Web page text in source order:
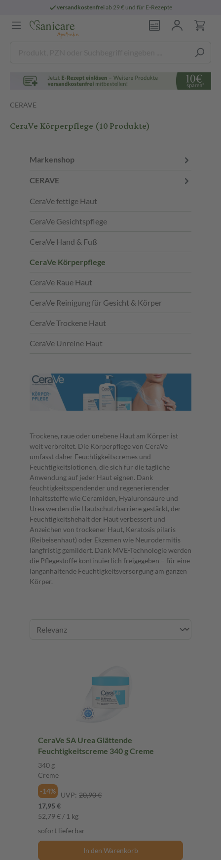
ab 29 € und für E-Rezepte
CERAVE
CeraVe Körperpflege (10 Produkte)
Markenshop
CERAVE
CeraVe fettige Haut
CeraVe Gesichtspflege
CeraVe Hand & Fuß
CeraVe Körperpflege
CeraVe Raue Haut
CeraVe Reinigung für Gesicht & Körper
CeraVe Trockene Haut
CeraVe Unreine Haut
Trockene, raue oder unebene Haut am Körper ist
weit verbreitet. Die Körperpflege von CeraVe
umfasst daher Feuchtigkeitscremes und
Feuchtigkeitslotionen, die sich für die tägliche
Anwendung auf jeder Haut eignen. Dank
feuchtigkeitsspendender und regenerierender
Inhaltsstoffe wie Ceramiden, Hyaluronsäure und
Urea werden die Hautschutzbarriere gestärkt, der
Feuchtigkeitshehalt der Haut verbessert und
Anzeichen von trockener Haut, Keratosis pilaris
(Reibeisenhaut) oder Ekzemen wie Neurodermitis
langfristig gemildert. Dank MVE-Technologie werden
die Pflegestoffe kontinuierlich freigegeben – für eine
langanhaltende Feuchtigkeitsversorgung am ganzen
Körper.
CeraVe SA Urea Glättende
Feuchtigkeitscreme 340 g Creme
340 g
Creme
-14%
UVP: 20,90 €
17,95 €
52,79 € / 1 kg
sofort lieferbar
In den Warenkorb